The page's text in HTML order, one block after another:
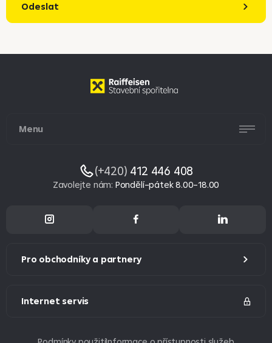
Odeslat
Menu
(+420) 412 446 408
Zavolejte nám: Pondělí–pátek 8.00–18.00
Pro obchodníky a partnery
Internet servis